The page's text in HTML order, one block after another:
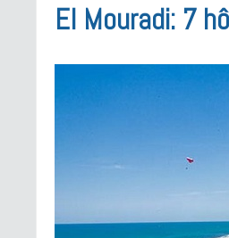
El Mouradi: 7